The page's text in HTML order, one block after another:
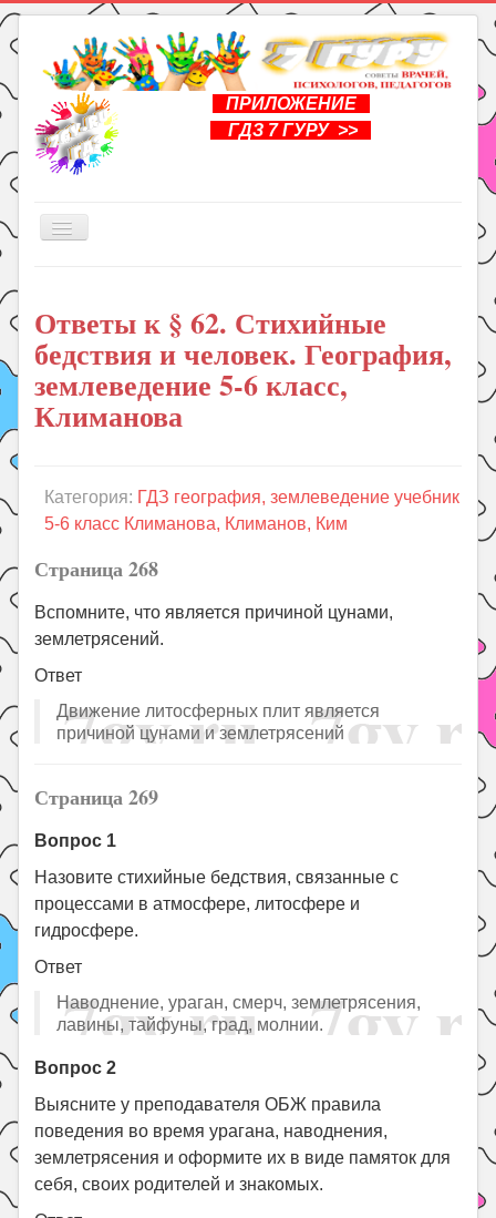
ПРИЛОЖЕНИЕ
ГДЗ 7 ГУРУ >>
Включить/
Книги
Рукоделие
Подготовка к школе
Уроки
Праздники
Летом!
Поиск
Ответы к § 62. Стихийные
бедствия и человек. География,
землеведение 5-6 класс,
Климанова
Категория: ГДЗ география, землеведение учебник
5-6 класс Климанова, Климанов, Ким
Страница 268
Вспомните, что является причиной цунами,
землетрясений.
Ответ
Движение литосферных плит является
причиной цунами и землетрясений
Страница 269
Вопрос 1
Назовите стихийные бедствия, связанные с
процессами в атмосфере, литосфере и
гидросфере.
Ответ
Наводнение, ураган, смерч, землетрясения,
лавины, тайфуны, град, молнии.
Вопрос 2
Выясните у преподавателя ОБЖ правила
поведения во время урагана, наводнения,
землетрясения и оформите их в виде памяток для
себя, своих родителей и знакомых.